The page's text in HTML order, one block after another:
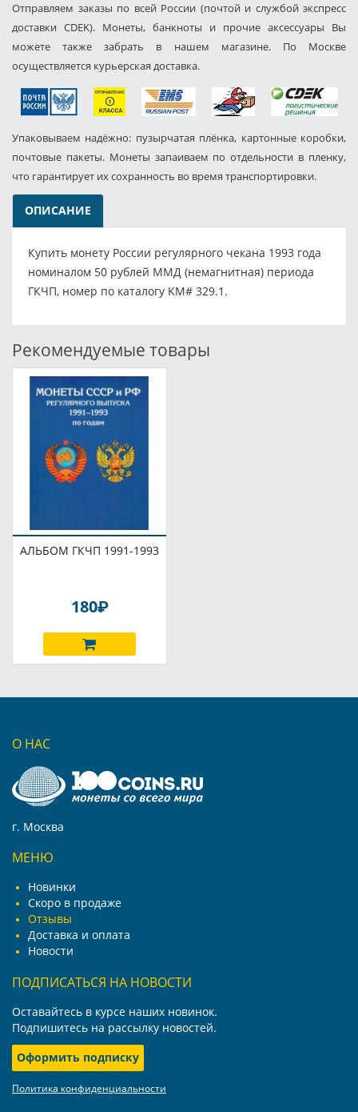
Отправляем заказы по всей России (почтой и службой экспресс
доставки CDEK). Монеты, банкноты и прочие аксессуары Вы
можете также забрать в нашем магазине. По Москве
осуществляется курьерская доставка.
Упаковываем надёжно: пузырчатая плёнка, картонные коробки,
почтовые пакеты. Монеты запаиваем по отдельности в пленку,
что гарантирует их сохранность во время транспортировки.
ОПИСАНИЕ
Купить монету России регулярного чекана 1993 года
номиналом 50 рублей ММД (немагнитная) периода
ГКЧП, номер по каталогу KM# 329.1.
Рекомендуемые товары
АЛЬБОМ ГКЧП 1991-1993
180P
О НАС
г. Москва
МЕНЮ
Новинки
Скоро в продаже
Отзывы
Доставка и оплата
Новости
ПОДПИСАТЬСЯ НА НОВОСТИ
Оставайтесь в курсе наших новинок.
Подпишитесь на рассылку новостей.
Оформить подписку
Политика конфиденциальности